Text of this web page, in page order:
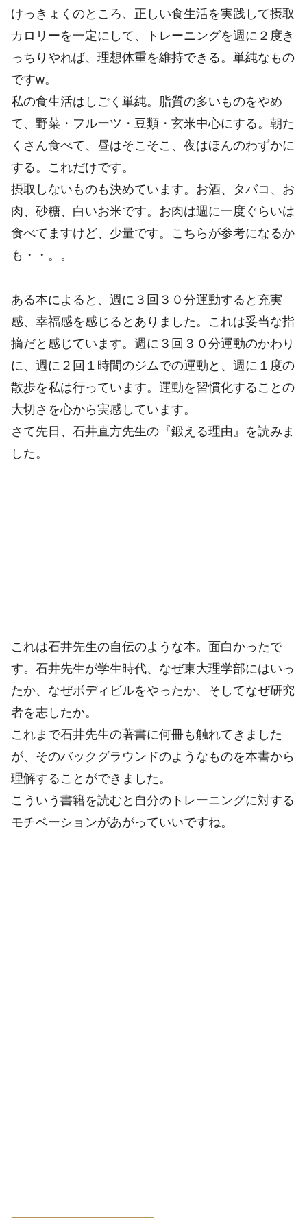
けっきょくのところ、正しい食生活を実践して摂取
カロリーを一定にして、トレーニングを週に２度き
っちりやれば、理想体重を維持できる。単純なもの
ですw。
私の食生活はしごく単純。脂質の多いものをやめ
て、野菜・フルーツ・豆類・玄米中心にする。朝た
くさん食べて、昼はそこそこ、夜はほんのわずかに
する。これだけです。
摂取しないものも決めています。お酒、タバコ、お
肉、砂糖、白いお米です。お肉は週に一度ぐらいは
食べてますけど、少量です。こちらが参考になるか
も・・。。
ある本によると、週に３回３０分運動すると充実
感、幸福感を感じるとありました。これは妥当な指
摘だと感じています。週に３回３０分運動のかわり
に、週に２回１時間のジムでの運動と、週に１度の
散歩を私は行っています。運動を習慣化することの
大切さを心から実感しています。
さて先日、石井直方先生の『鍛える理由』を読みま
した。
これは石井先生の自伝のような本。面白かったで
す。石井先生が学生時代、なぜ東大理学部にはいっ
たか、なぜボディビルをやったか、そしてなぜ研究
者を志したか。
これまで石井先生の著書に何冊も触れてきました
が、そのバックグラウンドのようなものを本書から
理解することができました。
こういう書籍を読むと自分のトレーニングに対する
モチベーションがあがっていいですね。